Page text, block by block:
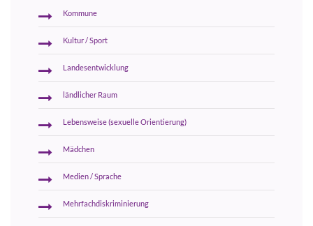
Kommune
Kultur / Sport
Landesentwicklung
ländlicher Raum
Lebensweise (sexuelle Orientierung)
Mädchen
Medien / Sprache
Mehrfachdiskriminierung